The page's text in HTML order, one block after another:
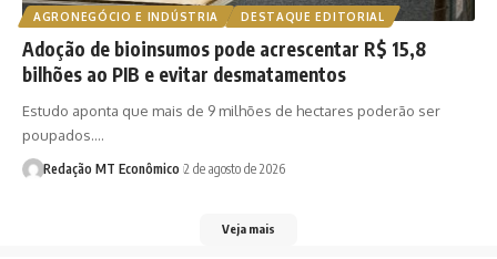
AGRONEGÓCIO E INDÚSTRIA DESTAQUE EDITORIAL
Adoção de bioinsumos pode acrescentar R$ 15,8
bilhões ao PIB e evitar desmatamentos
Estudo aponta que mais de 9 milhões de hectares poderão ser
poupados.…
Redação MT Econômico 2 de agosto de 2026
Veja mais